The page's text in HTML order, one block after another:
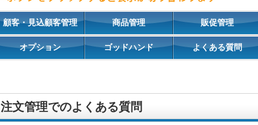
顧客・見込顧客管理 商品管理 販促管理
オプション ゴッドハンド よくある質問
注文管理でのよくある質問